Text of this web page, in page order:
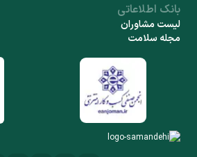
بانک اطلاعاتی
لیست مشاوران
مجله سلامت